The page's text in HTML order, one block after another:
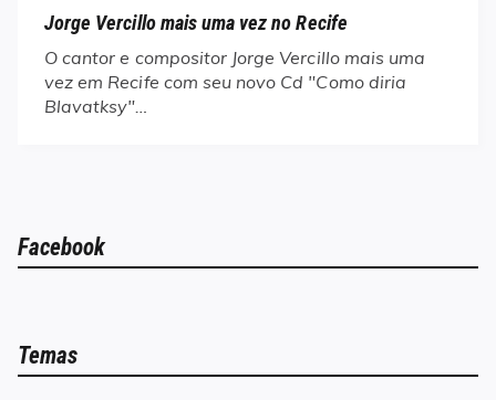
Jorge Vercillo mais uma vez no Recife
O cantor e compositor Jorge Vercillo mais uma
vez em Recife com seu novo Cd "Como diria
Blavatksy"…
Facebook
Temas